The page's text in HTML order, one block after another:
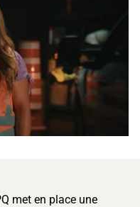
met en place une